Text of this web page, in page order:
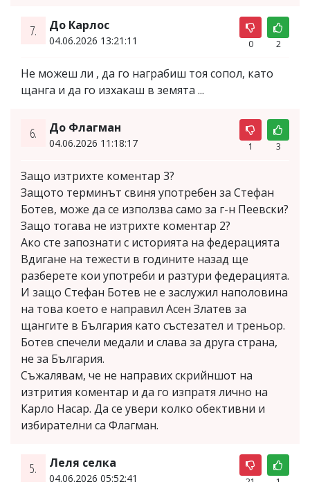
7. До Карлос
04.06.2026 13:21:11 0 2
Не можеш ли , да го награбиш тоя сопол, като
щанга и да го изхакаш в земята ...
6. До Флагман
04.06.2026 11:18:17 1 3
Защо изтрихте коментар 3?
Защото терминът свиня употребен за Стефан
Ботев, може да се използва само за г-н Пеевски?
Защо тогава не изтрихте коментар 2?
Ако сте запознати с историята на федерацията
Вдигане на тежести в годините назад ще
разберете кои употреби и разтури федерацията.
И защо Стефан Ботев не е заслужил наполовина
на това което е направил Асен Златев за
щангите в България като състезател и треньор.
Ботев спечели медали и слава за друга страна,
не за България.
Съжалявам, че не направих скрийншот на
изтрития коментар и да го изпратя лично на
Карло Насар. Да се увери колко обективни и
избирателни са Флагман.
5. Леля селка
04.06.2026 05:52:41